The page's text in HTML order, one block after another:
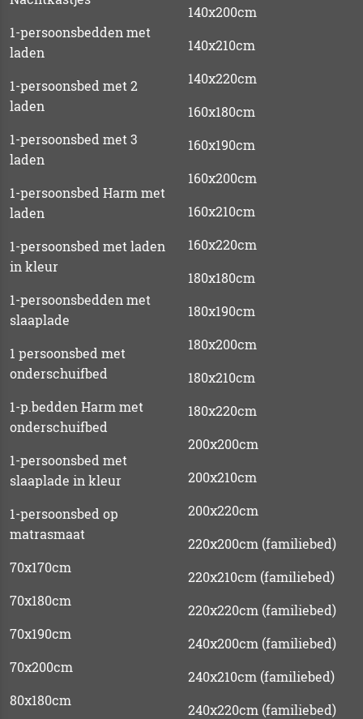
1-persoonsbedden met
laden
1-persoonsbed met 2
laden
1-persoonsbed met 3
laden
1-persoonsbed Harm met
laden
1-persoonsbed met laden
in kleur
1-persoonsbedden met
slaaplade
1 persoonsbed met
onderschuifbed
1-p.bedden Harm met
onderschuifbed
1-persoonsbed met
slaaplade in kleur
1-persoonsbed op
matrasmaat
70x170cm
70x180cm
70x190cm
70x200cm
80x180cm
140x200cm
140x210cm
140x220cm
160x180cm
160x190cm
160x200cm
160x210cm
160x220cm
180x180cm
180x190cm
180x200cm
180x210cm
180x220cm
200x200cm
200x210cm
200x220cm
220x200cm (familiebed)
220x210cm (familiebed)
220x220cm (familiebed)
240x200cm (familiebed)
240x210cm (familiebed)
240x220cm (familiebed)